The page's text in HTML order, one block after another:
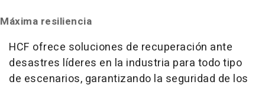
Máxima resiliencia
HCF ofrece soluciones de recuperación ante
desastres líderes en la industria para todo tipo
de escenarios, garantizando la seguridad de los